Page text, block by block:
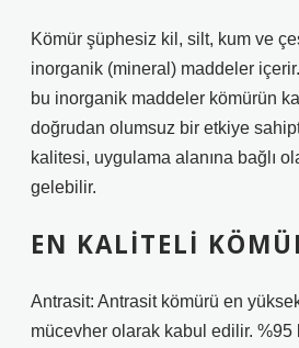
Kömür şüphesiz kil, silt, kum ve
inorganik (mineral) maddeler
bu inorganik maddeler kömürün
doğrudan olumsuz bir etkiye
kalitesi, uygulama alanına bağlı
gelebilir.
EN KALITELI
Antrasit: Antrasit kömürü en
mücevher olarak kabul edilir. %95